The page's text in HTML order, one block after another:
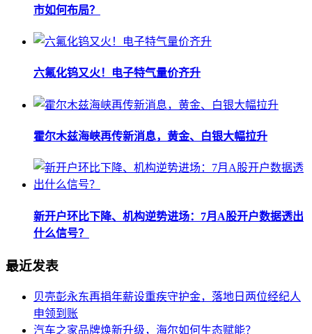
市如何布局？
六氟化钨又火！电子特气量价齐升
霍尔木兹海峡再传新消息，黄金、白银大幅拉升
新开户环比下降、机构逆势进场：7月A股开户数据透出
什么信号？
最近发表
贝壳彭永东再捐年薪设重疾守护金，落地日两位经纪人
申领到账
汽车之家品牌焕新升级，海尔如何生态赋能？